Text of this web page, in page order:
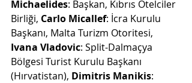
Michaelides: Başkan, Kıbrıs Otelciler
Birliği, Carlo Micallef: İcra Kurulu
Başkanı, Malta Turizm Otoritesi,
Ivana Vladovic: Split-Dalmaçya
Bölgesi Turist Kurulu Başkanı
(Hırvatistan), Dimitris Manikis: